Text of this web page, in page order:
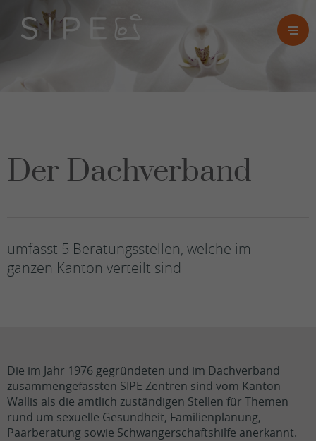
Der Dachverband
umfasst 5 Beratungsstellen, welche im
ganzen Kanton verteilt sind
Die im Jahr 1976 gegründeten und im Dachverband
zusammengefassten SIPE Zentren sind vom Kanton
Wallis als die amtlich zuständigen Stellen für Themen
rund um sexuelle Gesundheit, Familienplanung,
Paarberatung sowie Schwangerschaftshilfe anerkannt.